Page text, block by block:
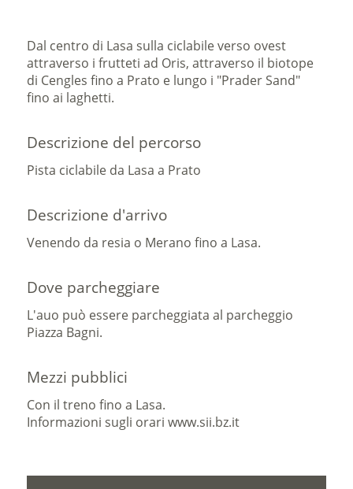
Dal centro di Lasa sulla ciclabile verso ovest
attraverso i frutteti ad Oris, attraverso il biotope
di Cengles fino a Prato e lungo i "Prader Sand"
fino ai laghetti.
Descrizione del percorso
Pista ciclabile da Lasa a Prato
Descrizione d'arrivo
Venendo da resia o Merano fino a Lasa.
Dove parcheggiare
L'auo può essere parcheggiata al parcheggio
Piazza Bagni.
Mezzi pubblici
Con il treno fino a Lasa.
Informazioni sugli orari www.sii.bz.it